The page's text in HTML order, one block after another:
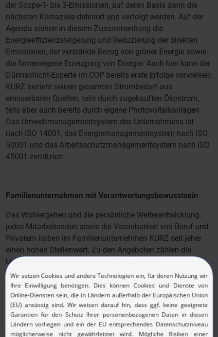
der Scope-1- bis 3-Emissionen, auf deren Basis dann die
nächsten Klimaziele definiert und verfolgt werden. Auf der
Agenda stehen in diesem Zusammenhang die
Energieeffizienzsteigerung und Reduzierung der direkten
Emissionen, der verstärkte Bezug von grüner Energie sowie
die firmeneigene Erzeugung von Energie. Auch hier kann der
Dünnschicht-Experte im COP bereits erste Erfolge vorweisen:
KURZ bezieht seinen gesamten Strombedarf aus
erneuerbaren Quellen, teils durch zugekauften Ökostrom,
teils aber auch bereits durch eigene Photovoltaikanlagen.
Das Umweltmanagementsystem des Unternehmens ist
nach ISO 14001, das Energiemanagementsystem nach ISO
50001 und das Arbeitsschutzmanagementsystem nach ISO
45001 zertifiziert.
Familienunternehmen mit Verantwortungsbewusstsein
Das Wohlergehen und die persönliche Weiterentwicklung
jedes Mitarbeitenden sowie die Vereinbarkeit von Beruf und
Privatem haben im Familienunternehmen KURZ seit jeher
einen hohen Stellenwert. Zu den Angeboten zählen die
Unterstützung in den Bereichen Eldercare und
Kinderbetreuung, die Förderung von berufsbezogenen und
berufsbegleitenden Weiterbildungen sowie ein betriebliches
Gesundheitsmanagement. Der KURZ Code of Business
Conduct regelt ethische Standards im Umgang mit
Mitarbeitern, Kunden, Lieferanten, Regierungsstellen und
Behörden. Vorstand Walter Kurz: „Der gute Ruf eines